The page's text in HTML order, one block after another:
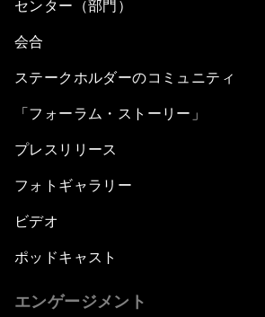
センター（部門）
会合
ステークホルダーのコミュニティ
「フォーラム・ストーリー」
プレスリリース
フォトギャラリー
ビデオ
ポッドキャスト
エンゲージメント